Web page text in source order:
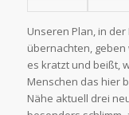
Unseren Plan, in
übernachten, geben
es kratzt und beißt,
Menschen das hier
Nähe aktuell drei